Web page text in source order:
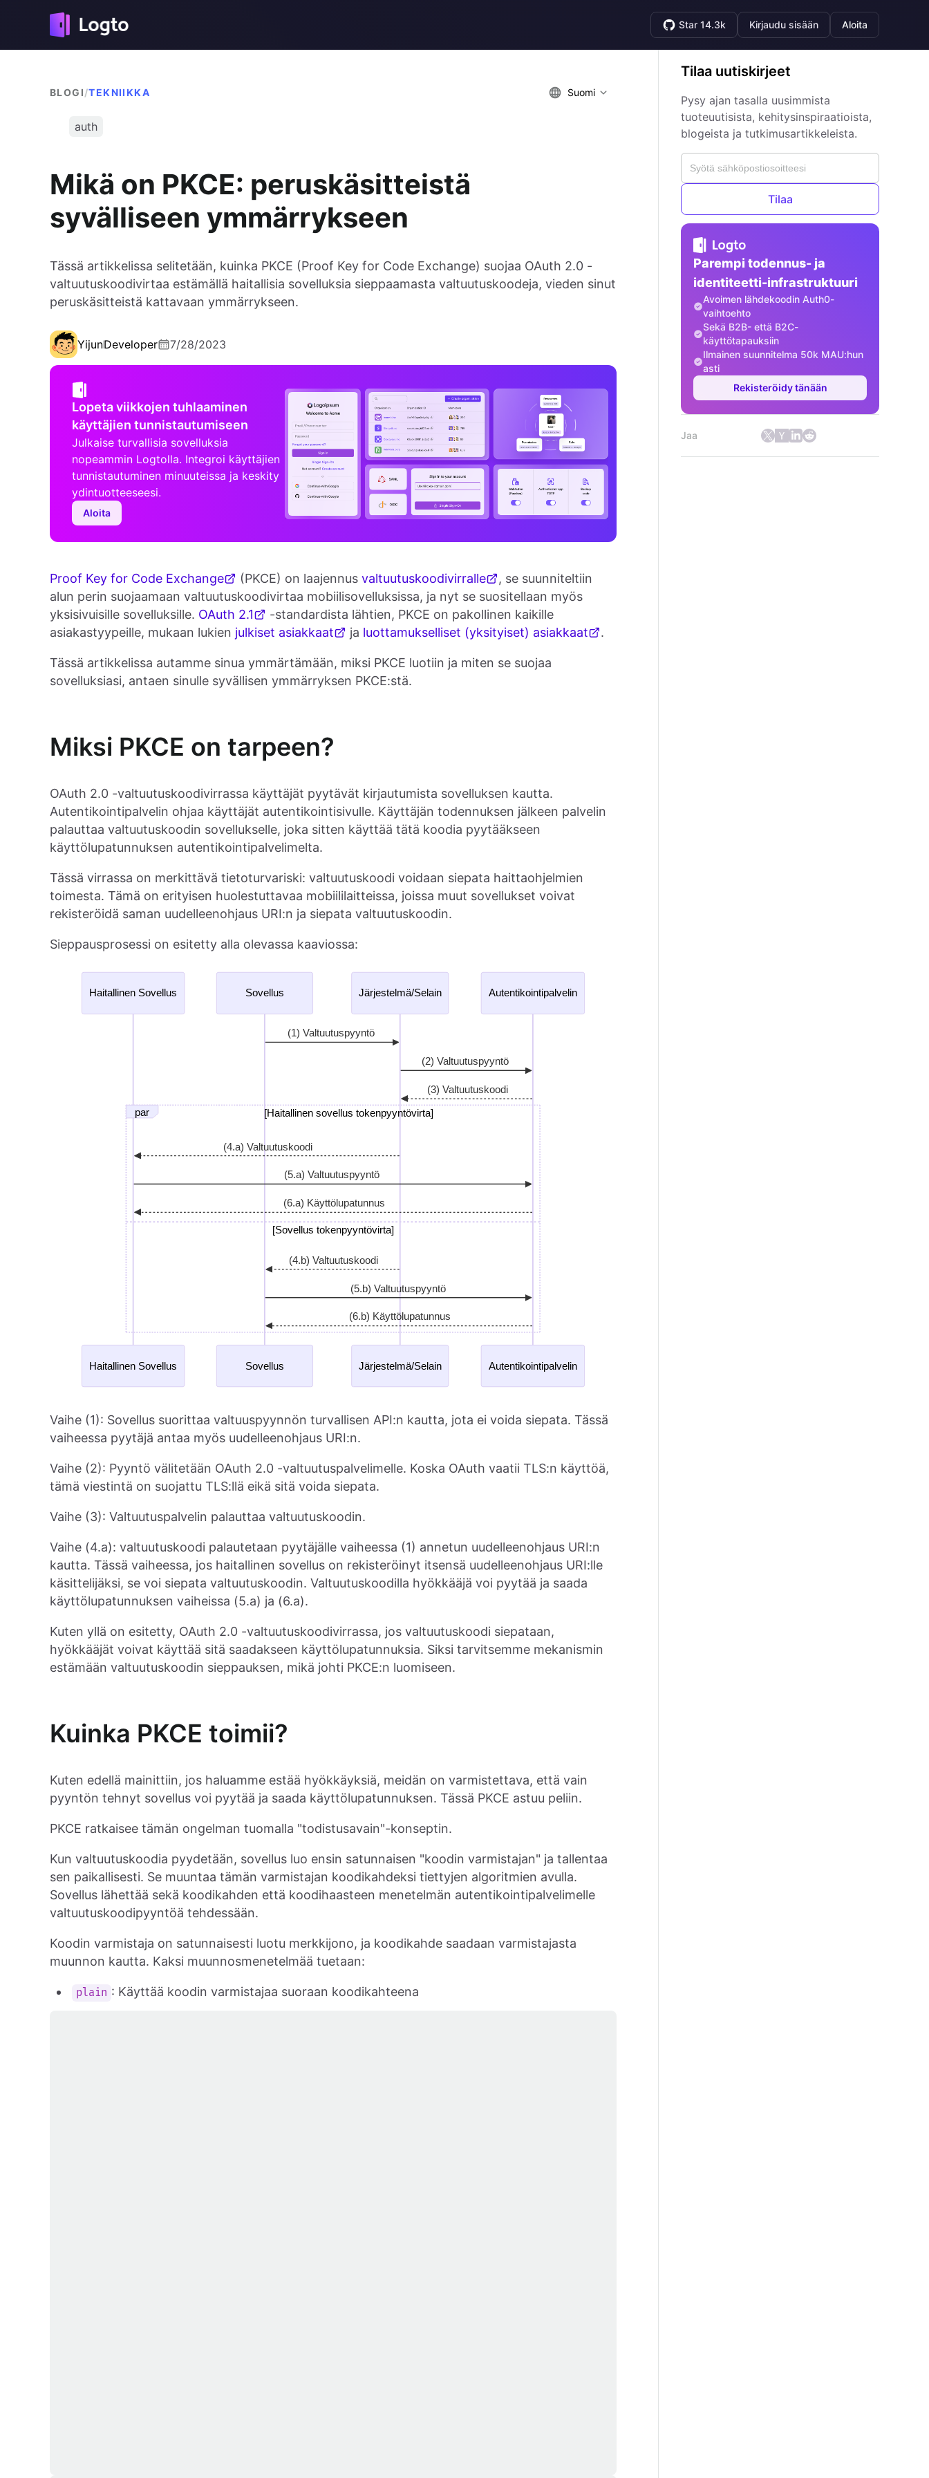
Star 14.3k Kirjaudu sisään Aloita
BLOGI/TEKNIIKKA Suomi
auth
Mikä on PKCE: peruskäsitteistä
syvälliseen ymmärrykseen
Tässä artikkelissa selitetään, kuinka PKCE (Proof Key for Code Exchange) suojaa OAuth 2.0 -
valtuutuskoodivirtaa estämällä haitallisia sovelluksia sieppaamasta valtuutuskoodeja, vieden sinut
peruskäsitteistä kattavaan ymmärrykseen.
YijunDeveloper 7/28/2023
Lopeta viikkojen tuhlaaminen
käyttäjien tunnistautumiseen
Julkaise turvallisia sovelluksia
nopeammin Logtolla. Integroi käyttäjien
tunnistautuminen minuuteissa ja keskity
ydintuotteeseesi.
Aloita
Proof Key for Code Exchange (PKCE) on laajennus valtuutuskoodivirralle
, se suunniteltiin
alun perin suojaamaan valtuutuskoodivirtaa mobiilisovelluksissa, ja nyt se suositellaan myös
yksisivuisille sovelluksille. OAuth 2.1
-standardista lähtien, PKCE on pakollinen kaikille
asiakastyypeille, mukaan lukien julkiset asiakkaat ja luottamukselliset (yksityiset) asiakkaat .
Tässä artikkelissa autamme sinua ymmärtämään, miksi PKCE luotiin ja miten se suojaa
sovelluksiasi, antaen sinulle syvällisen ymmärryksen PKCE:stä.
Miksi PKCE on tarpeen?
OAuth 2.0 -valtuutuskoodivirrassa käyttäjät pyytävät kirjautumista sovelluksen kautta.
Autentikointipalvelin ohjaa käyttäjät autentikointisivulle. Käyttäjän todennuksen jälkeen palvelin
palauttaa valtuutuskoodin sovellukselle, joka sitten käyttää tätä koodia pyytääkseen
käyttölupatunnuksen autentikointipalvelimelta.
Tässä virrassa on merkittävä tietoturvariski: valtuutuskoodi voidaan siepata haittaohjelmien
toimesta. Tämä on erityisen huolestuttavaa mobiililaitteissa, joissa muut sovellukset voivat
rekisteröidä saman uudelleenohjaus URI:n ja siepata valtuutuskoodin.
Sieppausprosessi on esitetty alla olevassa kaaviossa:
Vaihe (1): Sovellus suorittaa valtuuspyynnön turvallisen API:n kautta, jota ei voida siepata. Tässä
vaiheessa pyytäjä antaa myös uudelleenohjaus URI:n.
Vaihe (2): Pyyntö välitetään OAuth 2.0 -valtuutuspalvelimelle. Koska OAuth vaatii TLS:n käyttöä,
tämä viestintä on suojattu TLS:llä eikä sitä voida siepata.
Vaihe (3): Valtuutuspalvelin palauttaa valtuutuskoodin.
Vaihe (4.a): valtuutuskoodi palautetaan pyytäjälle vaiheessa (1) annetun uudelleenohjaus URI:n
kautta. Tässä vaiheessa, jos haitallinen sovellus on rekisteröinyt itsensä uudelleenohjaus URI:lle
käsittelijäksi, se voi siepata valtuutuskoodin. Valtuutuskoodilla hyökkääjä voi pyytää ja saada
käyttölupatunnuksen vaiheissa (5.a) ja (6.a).
Kuten yllä on esitetty, OAuth 2.0 -valtuutuskoodivirrassa, jos valtuutuskoodi siepataan,
hyökkääjät voivat käyttää sitä saadakseen käyttölupatunnuksia. Siksi tarvitsemme mekanismin
estämään valtuutuskoodin sieppauksen, mikä johti PKCE:n luomiseen.
Kuinka PKCE toimii?
Kuten edellä mainittiin, jos haluamme estää hyökkäyksiä, meidän on varmistettava, että vain
pyyntön tehnyt sovellus voi pyytää ja saada käyttölupatunnuksen. Tässä PKCE astuu peliin.
PKCE ratkaisee tämän ongelman tuomalla "todistusavain"-konseptin.
Kun valtuutuskoodia pyydetään, sovellus luo ensin satunnaisen "koodin varmistajan" ja tallentaa
sen paikallisesti. Se muuntaa tämän varmistajan koodikahdeksi tiettyjen algoritmien avulla.
Sovellus lähettää sekä koodikahden että koodihaasteen menetelmän autentikointipalvelimelle
valtuutuskoodipyyntöä tehdessään.
Koodin varmistaja on satunnaisesti luotu merkkijono, ja koodikahde saadaan varmistajasta
muunnon kautta. Kaksi muunnosmenetelmää tuetaan:
plain : Käyttää koodin varmistajaa suoraan koodikahteena
Tilaa uutiskirjeet
Pysy ajan tasalla uusimmista
tuoteuutisista, kehitysinspiraatioista,
blogeista ja tutkimusartikkeleista.
Tilaa
Parempi todennus- ja
identiteetti-infrastruktuuri
Avoimen lähdekoodin Auth0-
vaihtoehto
Sekä B2B- että B2C-
käyttötapauksiin
Ilmainen suunnitelma 50k MAU:hun
asti
Rekisteröidy tänään
Jaa